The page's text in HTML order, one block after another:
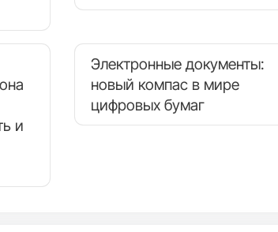
и
Электронные документы:
новый компас в мире
цифровых бумаг